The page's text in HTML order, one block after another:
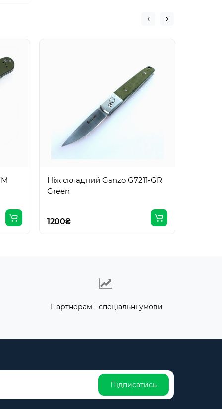
Ніж складний Ganzo G7211-GR
Green
1200₴
Партнерам - спеціальні умови
Підписатись